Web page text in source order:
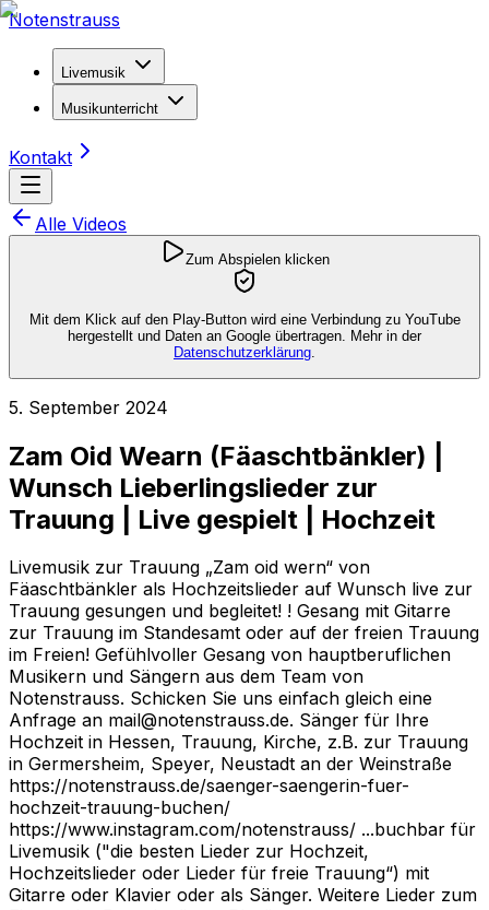
Notenstrauss
Livemusik
Musikunterricht
Kontakt
Alle Videos
Zum Abspielen klicken
Mit dem Klick auf den Play-Button wird eine Verbindung zu YouTube
hergestellt und Daten an Google übertragen. Mehr in der
Datenschutzerklärung.
5. September 2024
Zam Oid Wearn (Fäaschtbänkler) |
Wunsch Lieberlingslieder zur
Trauung | Live gespielt | Hochzeit
Livemusik zur Trauung „Zam oid wern“ von
Fäaschtbänkler als Hochzeitslieder auf Wunsch live zur
Trauung gesungen und begleitet! ! Gesang mit Gitarre
zur Trauung im Standesamt oder auf der freien Trauung
im Freien! Gefühlvoller Gesang von hauptberuflichen
Musikern und Sängern aus dem Team von
Notenstrauss. Schicken Sie uns einfach gleich eine
Anfrage an mail@notenstrauss.de. Sänger für Ihre
Hochzeit in Hessen, Trauung, Kirche, z.B. zur Trauung
in Germersheim, Speyer, Neustadt an der Weinstraße
https://notenstrauss.de/saenger-saengerin-fuer-
hochzeit-trauung-buchen/
https://www.instagram.com/notenstrauss/ ...buchbar für
Livemusik ("die besten Lieder zur Hochzeit,
Hochzeitslieder oder Lieder für freie Trauung“) mit
Gitarre oder Klavier oder als Sänger. Weitere Lieder zum